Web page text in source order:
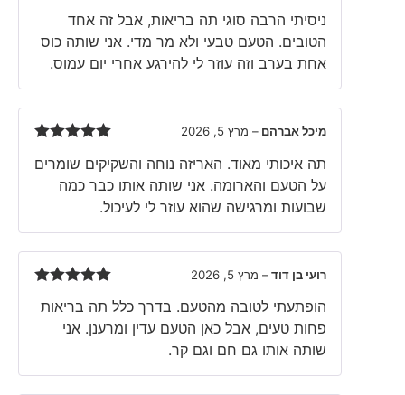
of 5
ניסיתי הרבה סוגי תה בריאות, אבל זה אחד
הטובים. הטעם טבעי ולא מר מדי. אני שותה כוס
אחת בערב וזה עוזר לי להירגע אחרי יום עמוס.
of 5
מיכל אברהם – מרץ 5, 2026
תה איכותי מאוד. האריזה נוחה והשקיקים שומרים
על הטעם והארומה. אני שותה אותו כבר כמה
שבועות ומרגישה שהוא עוזר לי לעיכול.
of 5
רועי בן דוד– מרץ 5, 2026
הופתעתי לטובה מהטעם. בדרך כלל תה בריאות
פחות טעים, אבל כאן הטעם עדין ומרענן. אני
שותה אותו גם חם וגם קר.